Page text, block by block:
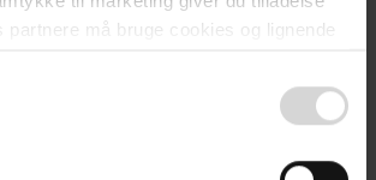
partnere må bruge cookies og lignende
kombinere disse oplysninger med
dem til målrettet markedsføring til
du ikke
del af vores